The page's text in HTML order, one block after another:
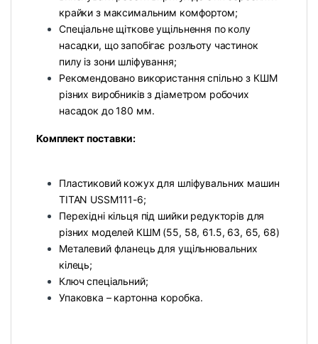
крайки з максимальним комфортом;
Спеціальне щіткове ущільнення по колу
насадки, що запобігає розльоту частинок
пилу із зони шліфування;
Рекомендовано використання спільно з КШМ
різних виробників з діаметром робочих
насадок до 180 мм.
Комплект поставки:
Пластиковий кожух для шліфувальних машин
TITAN USSM111-6;
Перехідні кільця під шийки редукторів для
різних моделей КШМ (55, 58, 61.5, 63, 65, 68)
Металевий фланець для ущільнювальних
кілець;
Ключ спеціальний;
Упаковка – картонна коробка.